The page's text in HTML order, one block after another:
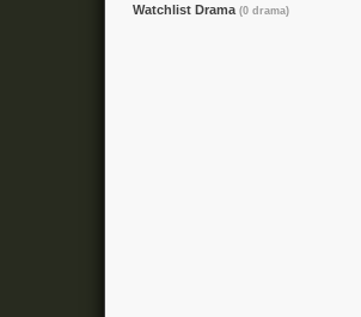
Watchlist Drama (0 drama)